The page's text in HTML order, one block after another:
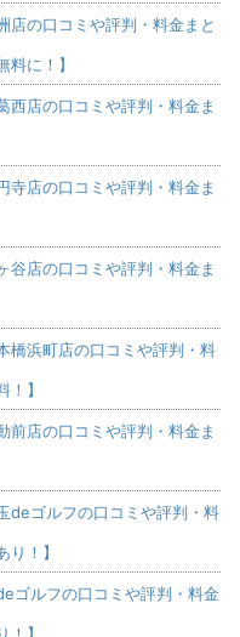
店の口コミや評判・料金まと
に！】
西店の口コミや評判・料金ま
寺店の口コミや評判・料金ま
谷店の口コミや評判・料金ま
橋浜町店の口コミや評判・料
】
前店の口コミや評判・料金ま
deゴルフの口コミや評判・料
！】
ゴルフの口コミや評判・料金